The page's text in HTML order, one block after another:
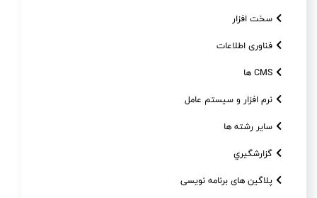
سخت افزار
فناوری اطلاعات
CMS ها
نرم افزار و سیستم عامل
سایر رشته ها
گزارشگيري
پلاگین های برنامه نویسی